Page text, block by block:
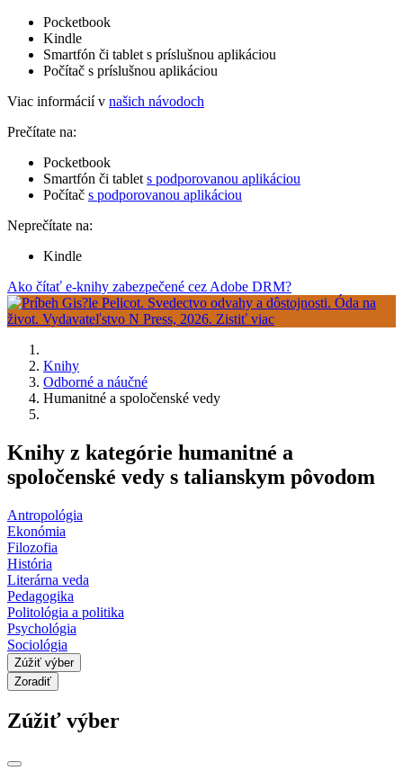
Pocketbook
Kindle
Smartfón či tablet s príslušnou aplikáciou
Počítač s príslušnou aplikáciou
Viac informácií v našich návodoch
Prečítate na:
Pocketbook
Smartfón či tablet s podporovanou aplikáciou
Počítač s podporovanou aplikáciou
Neprečítate na:
Kindle
Ako čítať e-knihy zabezpečené cez Adobe DRM?
Knihy
Odborné a náučné
Humanitné a spoločenské vedy
Knihy z kategórie humanitné a
spoločenské vedy s talianskym pôvodom
Antropológia
Ekonómia
Filozofia
História
Literárna veda
Pedagogika
Politológia a politika
Psychológia
Sociológia
Zúžiť výber
Zoradiť
Zúžiť výber